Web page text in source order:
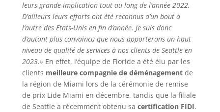
leurs grande implication tout au long de l’année 2022.
D’ailleurs leurs efforts ont été reconnus d’un bout à
l’autre des Etats-Unis en fin d’année. Je suis donc
d’autant plus convaincu que nous apporterons un haut
niveau de qualité de services à nos clients de Seattle en
2023.» En effet, l’équipe de Floride a été élu par les
clients meilleure compagnie de déménagementde
la région de Miami lors de la cérémonie de remise
de prix Lide Miami en décembre, tandis que la filiale
de Seattle a récemment obtenu sa certification FIDI.